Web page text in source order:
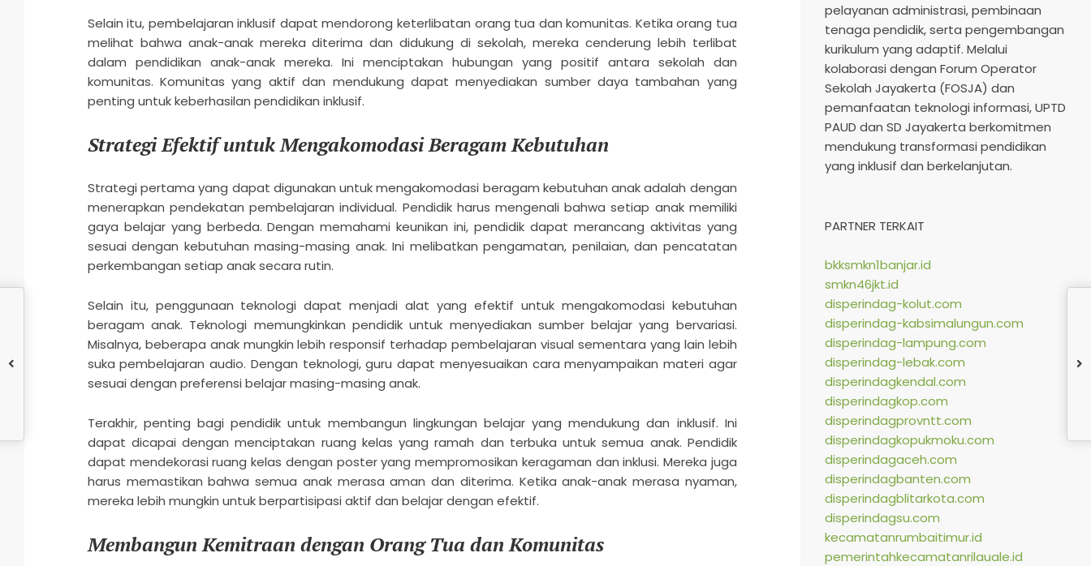
Selain itu, pembelajaran inklusif dapat mendorong keterlibatan orang tua dan komunitas. Ketika orang tua
melihat bahwa anak-anak mereka diterima dan didukung di sekolah, mereka cenderung lebih terlibat
dalam pendidikan anak-anak mereka. Ini menciptakan hubungan yang positif antara sekolah dan
komunitas. Komunitas yang aktif dan mendukung dapat menyediakan sumber daya tambahan yang
penting untuk keberhasilan pendidikan inklusif.
Strategi Efektif untuk Mengakomodasi Beragam Kebutuhan
Strategi pertama yang dapat digunakan untuk mengakomodasi beragam kebutuhan anak adalah dengan
menerapkan pendekatan pembelajaran individual. Pendidik harus mengenali bahwa setiap anak memiliki
gaya belajar yang berbeda. Dengan memahami keunikan ini, pendidik dapat merancang aktivitas yang
sesuai dengan kebutuhan masing-masing anak. Ini melibatkan pengamatan, penilaian, dan pencatatan
perkembangan setiap anak secara rutin.
Selain itu, penggunaan teknologi dapat menjadi alat yang efektif untuk mengakomodasi kebutuhan
beragam anak. Teknologi memungkinkan pendidik untuk menyediakan sumber belajar yang bervariasi.
Misalnya, beberapa anak mungkin lebih responsif terhadap pembelajaran visual sementara yang lain lebih
suka pembelajaran audio. Dengan teknologi, guru dapat menyesuaikan cara menyampaikan materi agar
sesuai dengan preferensi belajar masing-masing anak.
Terakhir, penting bagi pendidik untuk membangun lingkungan belajar yang mendukung dan inklusif. Ini
dapat dicapai dengan menciptakan ruang kelas yang ramah dan terbuka untuk semua anak. Pendidik
dapat mendekorasi ruang kelas dengan poster yang mempromosikan keragaman dan inklusi. Mereka juga
harus memastikan bahwa semua anak merasa aman dan diterima. Ketika anak-anak merasa nyaman,
mereka lebih mungkin untuk berpartisipasi aktif dan belajar dengan efektif.
Membangun Kemitraan dengan Orang Tua dan Komunitas
pelayanan administrasi, pembinaan
tenaga pendidik, serta pengembangan
kurikulum yang adaptif. Melalui
kolaborasi dengan Forum Operator
Sekolah Jayakerta (FOSJA) dan
pemanfaatan teknologi informasi, UPTD
PAUD dan SD Jayakerta berkomitmen
mendukung transformasi pendidikan
yang inklusif dan berkelanjutan.​
PARTNER TERKAIT
bkksmkn1banjar.id
smkn46jkt.id
disperindag-kolut.com
disperindag-kabsimalungun.com
disperindag-lampung.com
disperindag-lebak.com
disperindagkendal.com
disperindagkop.com
disperindagprovntt.com
disperindagkopukmoku.com
disperindagaceh.com
disperindagbanten.com
disperindagblitarkota.com
disperindagsu.com
kecamatanrumbaitimur.id
pemerintahkecamatanrilauale.id